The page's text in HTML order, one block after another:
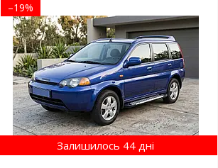
Залишилось 44 дні
–19%